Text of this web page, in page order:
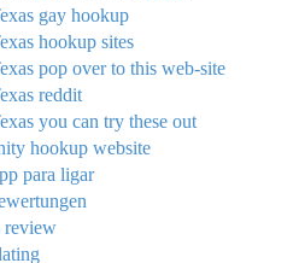
gay hookup
hookup sites
pop over to this web-site
reddit
you can try these out
hookup website
para ligar
review